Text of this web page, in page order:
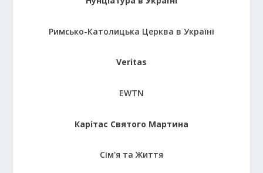
Римсько-Католицька Церква в Україні
Veritas
EWTN
Карітас Святого Мартина
Сім'я та Життя